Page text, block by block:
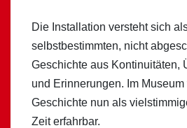
Die Installation versteht sich
selbstbestimmten, nicht
Geschichte aus Kontinuitäten,
und Erinnerungen. Im
Geschichte nun als
Zeit erfahrbar.